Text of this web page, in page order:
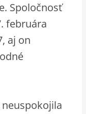
Spoločnosť
februára
aj on
neuspokojila